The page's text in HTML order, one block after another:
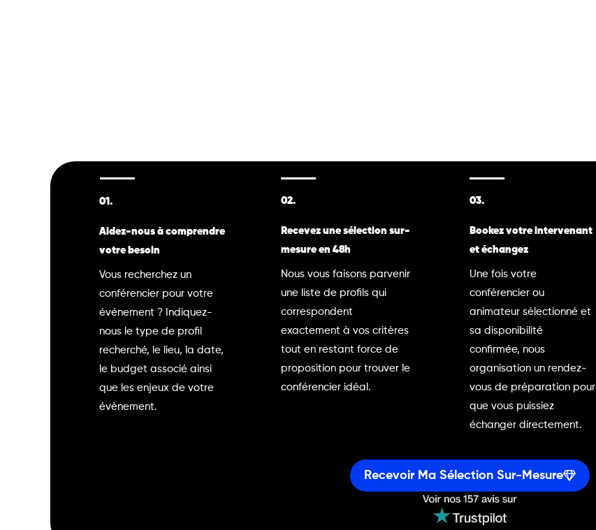
01.
Aidez-nous à comprendre
votre besoin
Vous recherchez un
conférencier pour votre
événement ? Indiquez-
nous le type de profil
recherché, le lieu, la date,
le budget associé ainsi
que les enjeux de votre
évènement.
02.
Recevez une sélection sur-
mesure en 48h
Nous vous faisons parvenir
une liste de profils qui
correspondent
exactement à vos critères
tout en restant force de
proposition pour trouver le
conférencier idéal.
03.
Bookez votre intervenant
et échangez
Une fois votre
conférencier ou
animateur sélectionné et
sa disponibilité
confirmée, nous
organisation un rendez-
vous de préparation pour
que vous puissiez
échanger directement.
Recevoir Ma Sélection Sur-Mesure